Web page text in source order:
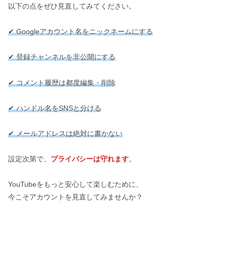
以下の点をぜひ見直してみてください。
✔ Googleアカウント名をニックネームにする
✔ 登録チャンネルを非公開にする
✔ コメント履歴は都度編集・削除
✔ ハンドル名をSNSと分ける
✔ メールアドレスは絶対に書かない
設定次第で、 プライバシーは守れます。
YouTubeをもっと安心して楽しむために、
今こそアカウントを見直してみませんか？